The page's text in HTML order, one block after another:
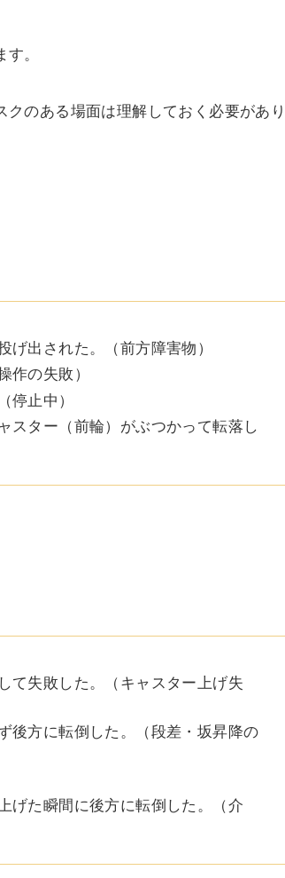
。
のある場面は理解しておく必要があり
出された。（前方障害物）
の失敗）
止中）
スター（前輪）がぶつかって転落し
て失敗した。（キャスター上げ失
後方に転倒した。（段差・坂昇降の
げた瞬間に後方に転倒した。（介